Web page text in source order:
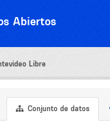
Abiertos
Libre
Conjunto de datos